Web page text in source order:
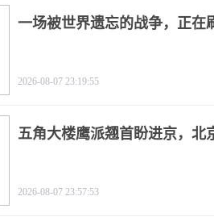
一场被世界遗忘的战争，正在
2026-08-07 23:19:55
五角大楼鹰派翘首盼进京，北
2026-08-07 23:57:53